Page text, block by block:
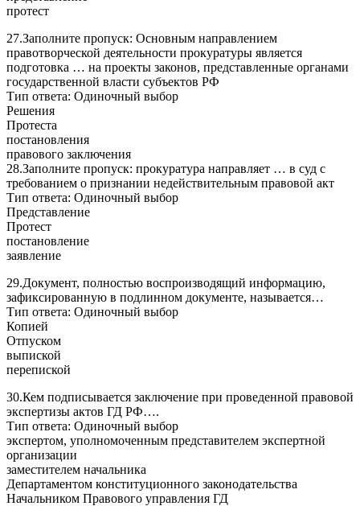
протест
27.Заполните пропуск: Основным направлением
правотворческой деятельности прокуратуры является
подготовка … на проекты законов, представленные органами
государственной власти субъектов РФ
Тип ответа: Одиночный выбор
Решения
Протеста
постановления
правового заключения
28.Заполните пропуск: прокуратура направляет … в суд с
требованием о признании недействительным правовой акт
Тип ответа: Одиночный выбор
Представление
Протест
постановление
заявление
29.Документ, полностью воспроизводящий информацию,
зафиксированную в подлинном документе, называется…
Тип ответа: Одиночный выбор
Копией
Отпуском
выпиской
перепиской
30.Кем подписывается заключение при проведенной правовой
экспертизы актов ГД РФ….
Тип ответа: Одиночный выбор
экспертом, уполномоченным представителем экспертной
организации
заместителем начальника
Департаментом конституционного законодательства
Начальником Правового управления ГД